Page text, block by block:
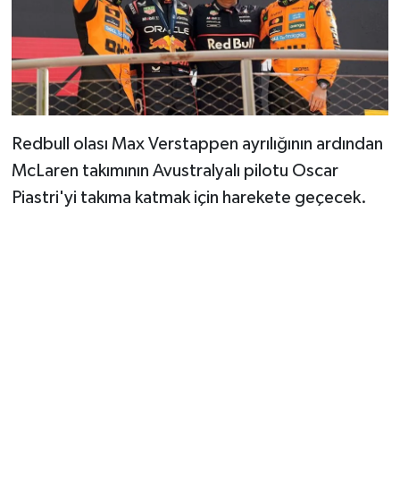
Redbull olası Max Verstappen ayrılığının ardından
McLaren takımının Avustralyalı pilotu Oscar
Piastri'yi takıma katmak için harekete geçecek.